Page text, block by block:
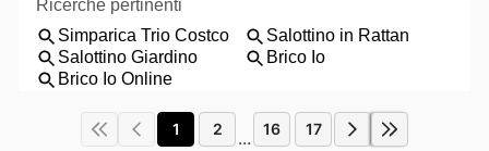
1 2 ... 16 17